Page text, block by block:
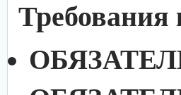
Требования